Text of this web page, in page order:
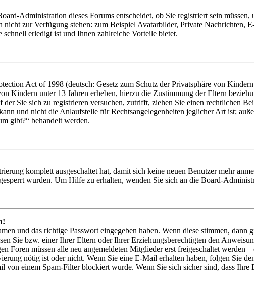
Administration dieses Forums entscheidet, ob Sie registriert sein
zur Verfügung stehen: zum Beispiel Avatarbilder, Private Nachrichten,
erledigt ist und Ihnen zahlreiche Vorteile bietet.
Act of 1998 (deutsch: Gesetz zum Schutz der Privatsphäre von
Kindern unter 13 Jahren erheben, hierzu die Zustimmung der Eltern
Sie sich zu registrieren versuchen, zutrifft, ziehen Sie einen rechtlichen
und nicht die Anlaufstelle für Rechtsangelegenheiten jeglicher Art ist;
gibt?“ behandelt werden.
komplett ausgeschaltet hat, damit sich keine neuen Benutzer mehr
wurden. Um Hilfe zu erhalten, wenden Sie sich an die Board-
und das richtige Passwort eingegeben haben. Wenn diese stimmen, dann
Sie bzw. einer Ihrer Eltern oder Ihrer Erziehungsberechtigten den
müssen alle neu angemeldeten Mitglieder erst freigeschaltet werden
nötig ist oder nicht. Wenn Sie eine E-Mail erhalten haben, folgen Sie
von einem Spam-Filter blockiert wurde. Wenn Sie sich sicher sind, dass